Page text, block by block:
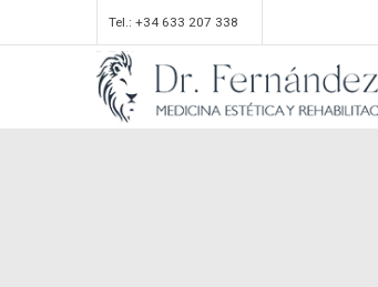
Tel.: +34 633 207 338